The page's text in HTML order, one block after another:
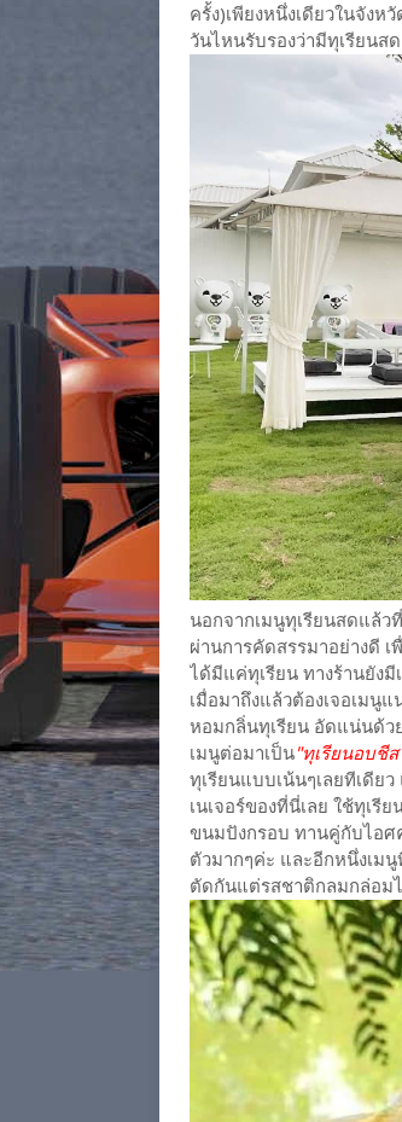
ครั้ง)เพียงหนึ่งเดียวในจังห
วันไหนรับรองว่ามีทุเรียนส
นอกจากเมนูทุเรียนสดแล้ว
ผ่านการคัดสรรมาอย่างดี
ได้มีแค่ทุเรียน ทางร้านยัง
เมื่อมาถึงแล้วต้องเจอเมนู
หอมกลิ่นทุเรียน อัดแน่นด้ว
เมนูต่อมาเป็น"ทุเรียนอบชี
ทุเรียนแบบเน้นๆเลยทีเดีย
เนเจอร์ของที่นี่เลย ใช้ทุเ
ขนมปังกรอบ ทานคู่กับไอศ
ตัวมากๆค่ะ และอีกหนึ่งเมนู
ตัดกันแต่รสชาติกลมกล่อม